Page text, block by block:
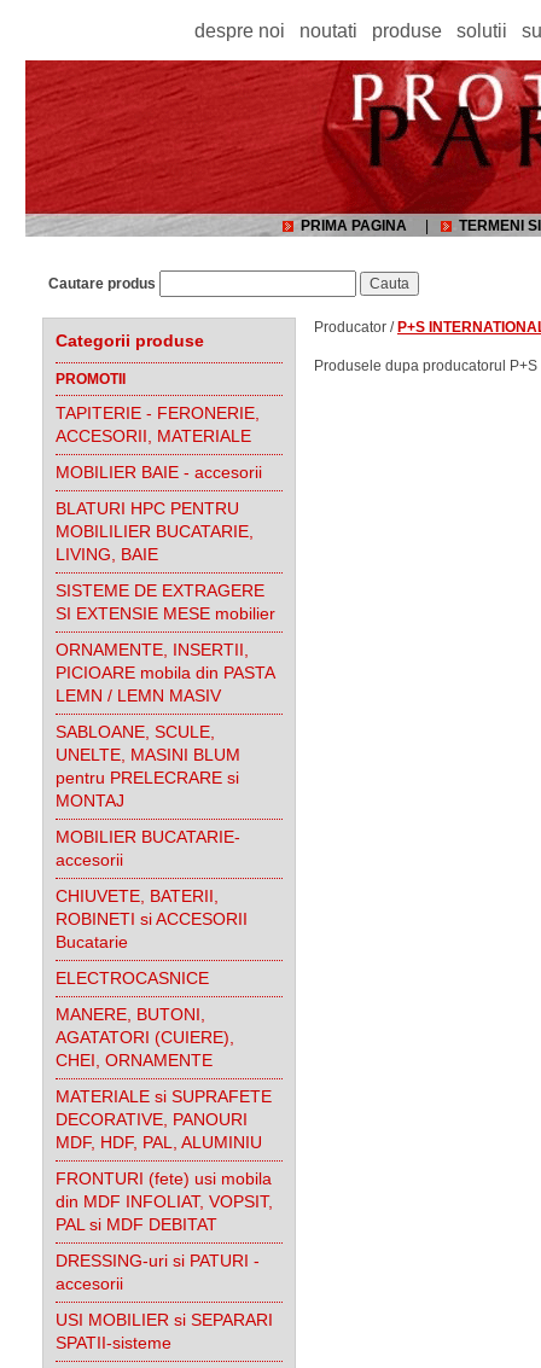
despre noi noutati produse solutii
PRIMA PAGINA TERMENI
Cautare produs
Categorii produse
PROMOTII
TAPITERIE - FERONERIE,
ACCESORII, MATERIALE
MOBILIER BAIE - accesorii
BLATURI HPC PENTRU
MOBILILIER BUCATARIE,
LIVING, BAIE
SISTEME DE EXTRAGERE
SI EXTENSIE MESE mobilier
ORNAMENTE, INSERTII,
PICIOARE mobila din PASTA
LEMN / LEMN MASIV
SABLOANE, SCULE,
UNELTE, MASINI BLUM
pentru PRELECRARE si
MONTAJ
MOBILIER BUCATARIE-
accesorii
CHIUVETE, BATERII,
ROBINETI si ACCESORII
Bucatarie
ELECTROCASNICE
MANERE, BUTONI,
AGATATORI (CUIERE),
CHEI, ORNAMENTE
MATERIALE si SUPRAFETE
DECORATIVE, PANOURI
MDF, HDF, PAL, ALUMINIU
FRONTURI (fete) usi mobila
din MDF INFOLIAT, VOPSIT,
PAL si MDF DEBITAT
DRESSING-uri si PATURI -
accesorii
USI MOBILIER si SEPARARI
SPATII-sisteme
Producator / P+S
Produsele dupa producatorul